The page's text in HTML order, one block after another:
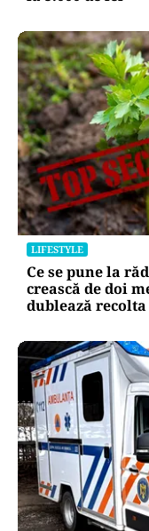
LIFESTYLE
Ce se pune la
crească de doi
dublează